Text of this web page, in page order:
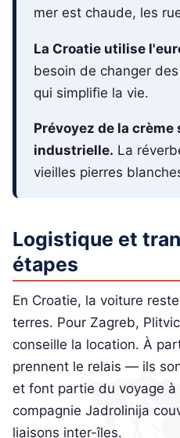
mer est chaude, les
La Croatie utilise
besoin de changer
qui simplifie la vie.
Prévoyez de la
industrielle. La
vieilles pierres
Logistique et
étapes
En Croatie, la voiture
terres. Pour Zagreb,
conseille la location. À
prennent le relais — ils
et font partie du voyage
compagnie Jadrolinija
liaisons inter-îles.